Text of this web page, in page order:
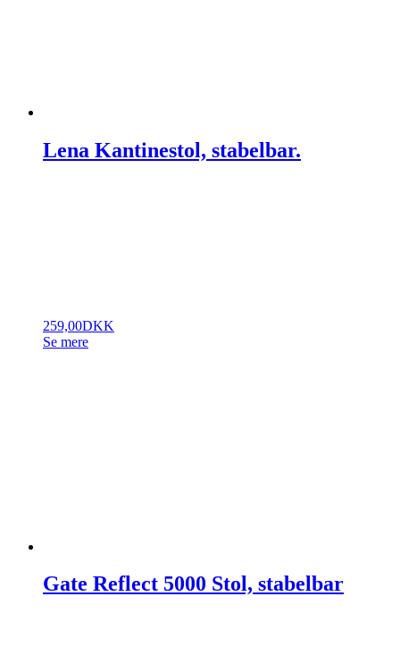
Lena Kantinestol, stabelbar.
259,00DKK
Se mere
Gate Reflect 5000 Stol, stabelbar